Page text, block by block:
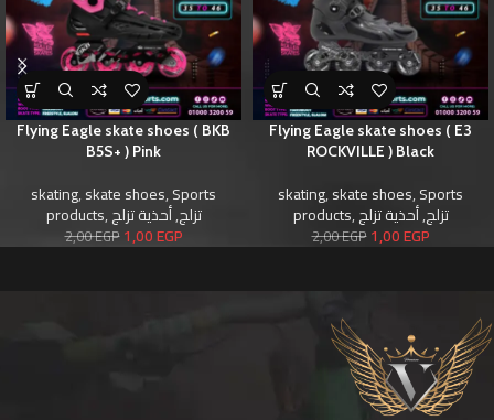
Flying Eagle skate shoes ( BKB
B5S+ ) Pink
skating,skate shoes,Sports
products, تزلج,أحذية تزلج
2,00EGP1,00EGP
Flying Eagle skate shoes ( E3
ROCKVILLE ) Black
skating,skate shoes,Sports
products, تزلج,أحذية تزلج
2,00EGP1,00EGP